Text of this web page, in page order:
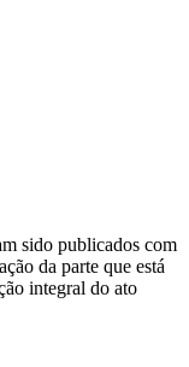
sido publicados com
da parte que está
integral do ato